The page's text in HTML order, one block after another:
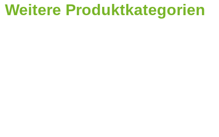
Weitere Produktkategorien